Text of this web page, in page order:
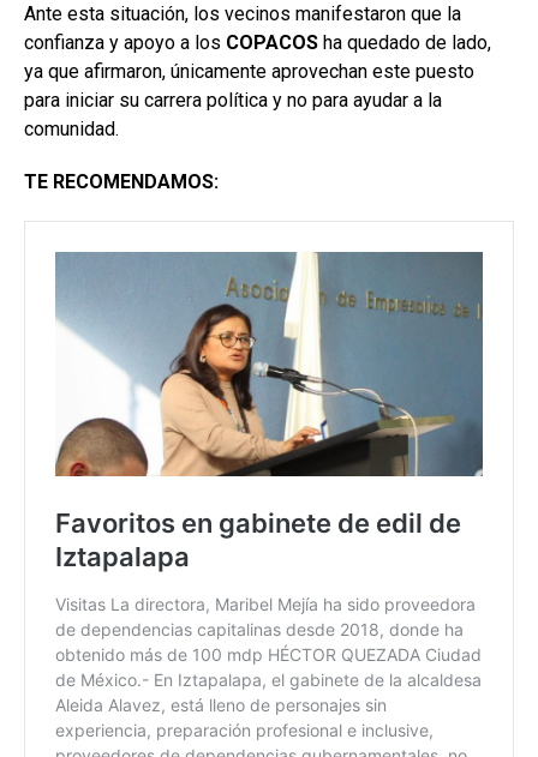
Ante esta situación, los vecinos manifestaron que la
confianza y apoyo a los COPACOS ha quedado de lado,
ya que afirmaron, únicamente aprovechan este puesto
para iniciar su carrera política y no para ayudar a la
comunidad.
TE RECOMENDAMOS: